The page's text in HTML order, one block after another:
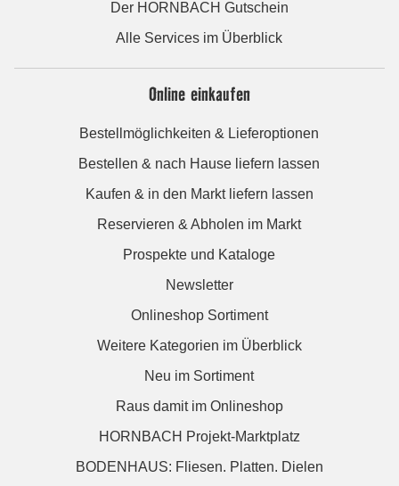
Der HORNBACH Gutschein
Alle Services im Überblick
Online einkaufen
Bestellmöglichkeiten & Lieferoptionen
Bestellen & nach Hause liefern lassen
Kaufen & in den Markt liefern lassen
Reservieren & Abholen im Markt
Prospekte und Kataloge
Newsletter
Onlineshop Sortiment
Weitere Kategorien im Überblick
Neu im Sortiment
Raus damit im Onlineshop
HORNBACH Projekt-Marktplatz
BODENHAUS: Fliesen. Platten. Dielen